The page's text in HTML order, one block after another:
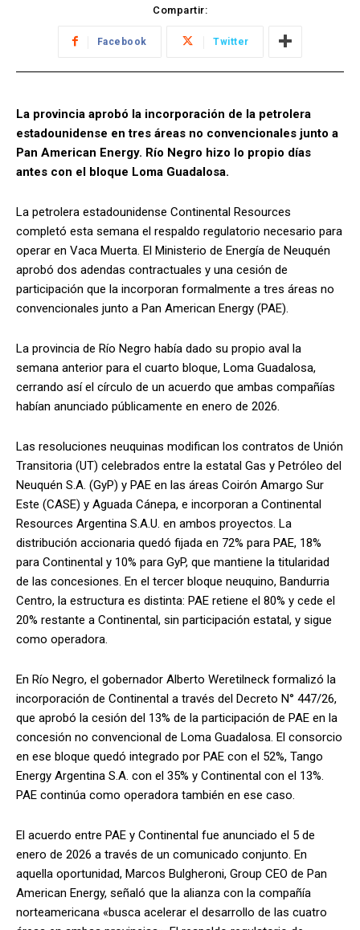
Compartir:
Facebook Twitter
La provincia aprobó la incorporación de la petrolera
estadounidense en tres áreas no convencionales junto a
Pan American Energy. Río Negro hizo lo propio días
antes con el bloque Loma Guadalosa.
La petrolera estadounidense Continental Resources
completó esta semana el respaldo regulatorio necesario para
operar en Vaca Muerta. El Ministerio de Energía de Neuquén
aprobó dos adendas contractuales y una cesión de
participación que la incorporan formalmente a tres áreas no
convencionales junto a Pan American Energy (PAE).
La provincia de Río Negro había dado su propio aval la
semana anterior para el cuarto bloque, Loma Guadalosa,
cerrando así el círculo de un acuerdo que ambas compañías
habían anunciado públicamente en enero de 2026.
Las resoluciones neuquinas modifican los contratos de Unión
Transitoria (UT) celebrados entre la estatal Gas y Petróleo del
Neuquén S.A. (GyP) y PAE en las áreas Coirón Amargo Sur
Este (CASE) y Aguada Cánepa, e incorporan a Continental
Resources Argentina S.A.U. en ambos proyectos. La
distribución accionaria quedó fijada en 72% para PAE, 18%
para Continental y 10% para GyP, que mantiene la titularidad
de las concesiones. En el tercer bloque neuquino, Bandurria
Centro, la estructura es distinta: PAE retiene el 80% y cede el
20% restante a Continental, sin participación estatal, y sigue
como operadora.
En Río Negro, el gobernador Alberto Weretilneck formalizó la
incorporación de Continental a través del Decreto N° 447/26,
que aprobó la cesión del 13% de la participación de PAE en la
concesión no convencional de Loma Guadalosa. El consorcio
en ese bloque quedó integrado por PAE con el 52%, Tango
Energy Argentina S.A. con el 35% y Continental con el 13%.
PAE continúa como operadora también en ese caso.
El acuerdo entre PAE y Continental fue anunciado el 5 de
enero de 2026 a través de un comunicado conjunto. En
aquella oportunidad, Marcos Bulgheroni, Group CEO de Pan
American Energy, señaló que la alianza con la compañía
norteamericana «busca acelerar el desarrollo de las cuatro